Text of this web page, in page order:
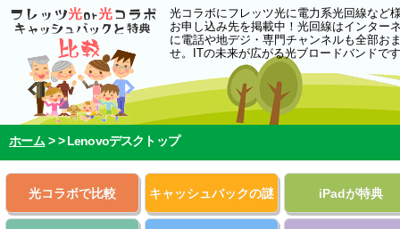
光コラボにフレッツ光に電力系光回線など
お申し込み先を掲載中！光回線はインター
に電話や地デジ・専門チャンネルも全部お
せ。ITの未来が広がる光ブロードバンドで
ホーム > >Lenovoデスクトップ
光コラボで比較 キャッシュバックの謎 iPadが特典